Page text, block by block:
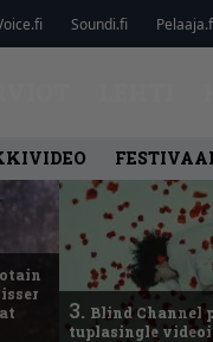
Soundi.fi
3. Blind Channel
tuplasingle